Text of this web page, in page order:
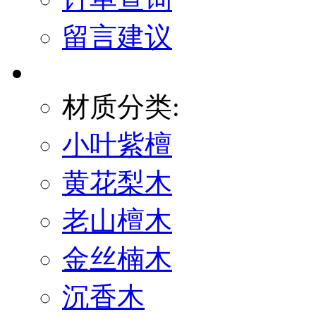
留言建议
材质分类:
小叶紫檀
黄花梨木
老山檀木
金丝楠木
沉香木